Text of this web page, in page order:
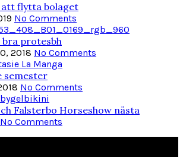
att flytta bolaget
No Comments
bra protesbh
2018 No Comments
semester
No Comments
Falsterbo Horseshow nästa
No Comments